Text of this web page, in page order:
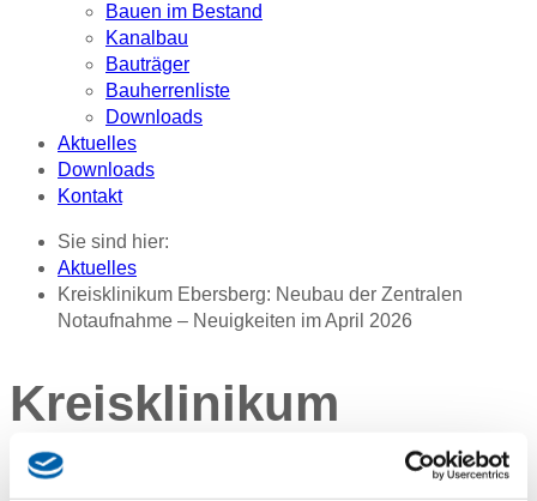
Bauen im Bestand
Kanalbau
Bauträger
Bauherrenliste
Downloads
Aktuelles
Downloads
Kontakt
Sie sind hier:
Aktuelles
Kreisklinikum Ebersberg: Neubau der Zentralen
Notaufnahme – Neuigkeiten im April 2026
Kreisklinikum
Ebersberg: Neubau